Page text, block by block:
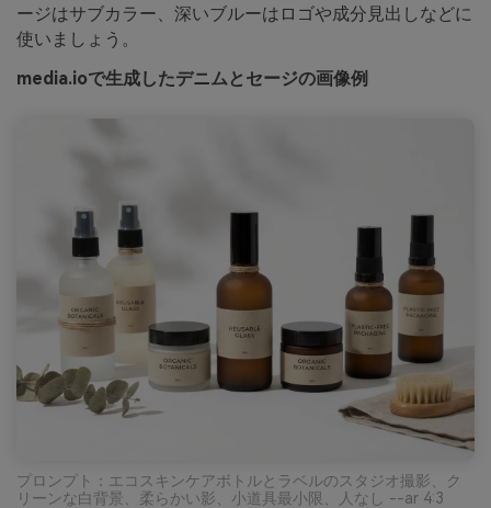
ージはサブカラー、深いブルーはロゴや成分見出しなどに
使いましょう。
media.ioで生成したデニムとセージの画像例
プロンプト：エコスキンケアボトルとラベルのスタジオ撮影、ク
リーンな白背景、柔らかい影、小道具最小限、人なし --ar 4:3